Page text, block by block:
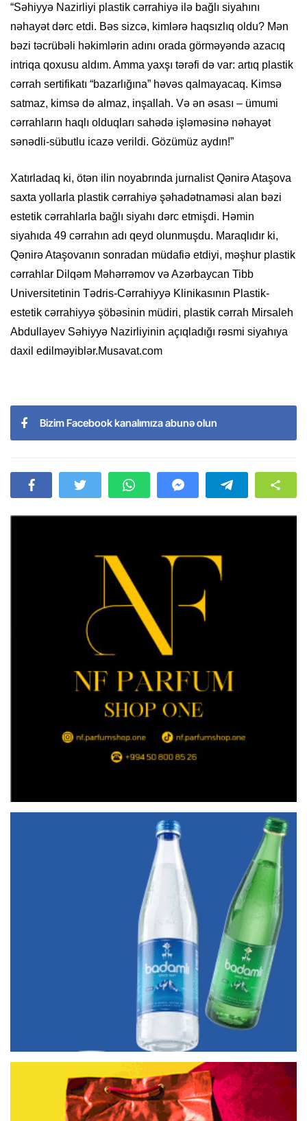
“Səhiyyə Nazirliyi plastik cərrahiyə ilə bağlı siyahını
nəhayət dərc etdi. Bəs sizcə, kimlərə haqsızlıq oldu? Mən
bəzi təcrübəli həkimlərin adını orada görməyəndə azacıq
intriqa qoxusu aldım. Amma yaxşı tərəfi də var: artıq plastik
cərrah sertifikatı “bazarlığına” həvəs qalmayacaq. Kimsə
satmaz, kimsə də almaz, inşallah. Və ən əsası – ümumi
cərrahların haqlı olduqları sahədə işləməsinə nəhayət
sənədli-sübutlu icazə verildi. Gözümüz aydın!”
Xatırladaq ki, ötən ilin noyabrında jurnalist Qənirə Ataşova
saxta yollarla plastik cərrahiyə şəhadətnaməsi alan bəzi
estetik cərrahlarla bağlı siyahı dərc etmişdi. Həmin
siyahıda 49 cərrahın adı qeyd olunmuşdu. Maraqlıdır ki,
Qənirə Ataşovanın sonradan müdafiə etdiyi, məşhur plastik
cərrahlar Dilqəm Məhərrəmov və Azərbaycan Tibb
Universitetinin Tədris-Cərrahiyyə Klinikasının Plastik-
estetik cərrahiyyə şöbəsinin müdiri, plastik cərrah Mirsaleh
Abdullayev Səhiyyə Nazirliyinin açıqladığı rəsmi siyahıya
daxil edilməyiblər.Musavat.com
Bizim Facebook kanalımıza abunə olun